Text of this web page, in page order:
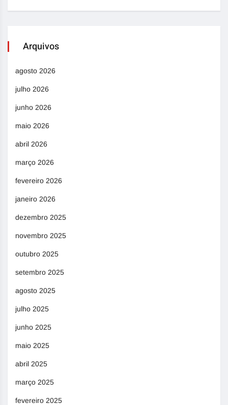
Arquivos
agosto 2026
julho 2026
junho 2026
maio 2026
abril 2026
março 2026
fevereiro 2026
janeiro 2026
dezembro 2025
novembro 2025
outubro 2025
setembro 2025
agosto 2025
julho 2025
junho 2025
maio 2025
abril 2025
março 2025
fevereiro 2025